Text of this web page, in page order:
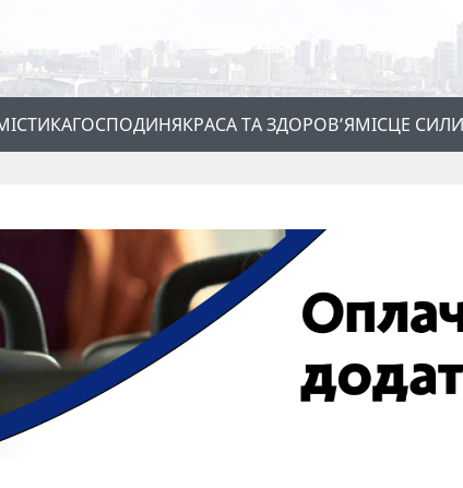
ГОСПОДИНЯКРАСА ТА ЗДОРОВ’ЯМІСЦЕ СИЛИ